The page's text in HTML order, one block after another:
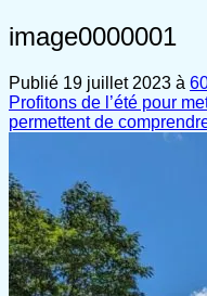
image0000001
Publié 19 juillet 2023 à
Profitons de l’été pour
permettent de